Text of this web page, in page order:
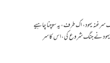
سرغنہ یہود، اک طرف،یہ سوچنا چاہیے
نے جنگ شروع کی،اس کا سر